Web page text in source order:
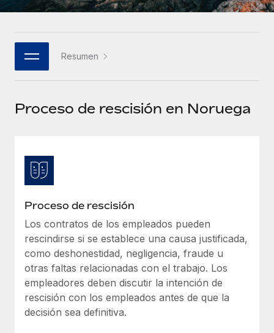
Funciones esenciales de RR. HH. integradas para tu
Conectar
Conecta cualquier herramienta de IA con Remote
Optimiza los procesos con herramientas empresariales
SERVICIOS
Obtén ayuda de gente experta en RR. HH. globales
y cumplimiento normativo.
Comprobaciones de antecedentes
Simplifica los procesos de cribado de candidatos.
Cumplimiento normativo
Adelántate a los riesgos de cumplimiento
ASOCIARSE
Socios tecnológicos estratégicos
Integra la gestión de los RR. HH. globales en tu
Asociarse
Consultoría de integraciones y automatización con IA.
CASOS PRÁCTICOS
Biblioteca de descripciones de puestos
Webinarios
Información sobre salarios y talento
Obtén ayuda
Nómina global
EOR y PEO
Contractor Management
한국어
中文（简体）Resumen
Proceso de rescisión en Noruega
Proceso de rescisión
Los contratos de los empleados pueden
rescindirse si se establece una causa justificada,
como deshonestidad, negligencia, fraude u
otras faltas relacionadas con el trabajo. Los
empleadores deben discutir la intención de
rescisión con los empleados antes de que la
decisión sea definitiva.